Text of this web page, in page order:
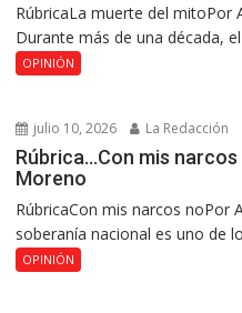
RúbricaLa muerte del mitoPor
Durante más de una década,
OPINIÓN
julio 10, 2026 La Redacción
Rúbrica…Con mis
Moreno
RúbricaCon mis narcos noPor
soberanía nacional es uno de
OPINIÓN